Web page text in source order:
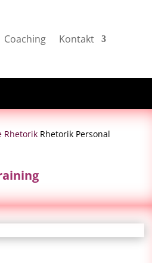
Coaching Kontakt
Rhetorik Rhetorik Personal